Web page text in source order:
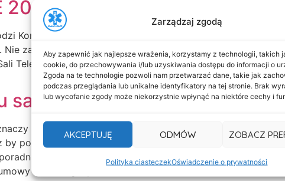
Zarządzaj zgodą
Aby zapewnić jak najlepsze wrażenia, korzystamy z technologii, takich
cookie, do przechowywania i/lub uzyskiwania dostępu do informacji o
Zgoda na te technologie pozwoli nam przetwarzać dane, takie jak
podczas przeglądania lub unikalne identyfikatory na tej stronie. Brak
lub wycofanie zgody może niekorzystnie wpłynąć na niektóre cechy i
AKCEPTUJĘ ODMÓW ZOBACZ
Polityka ciasteczekOświadczenie o prywatności
2022 – Zabezpieczenie
Konferencja KIKE 2022. Przez trzy dni uczestnicy będą
zabraknie też Grupy MiŚOT. Prelekcje, dyskusje i
Telewizyjnej i Sali MiŚOT. W każdej z nich pojawia się
dla POZ –
że szukasz transporty medycznego / sanitarnego dla
by populacja Twojej przychodni POZ rosła, między innymi
w transport sanitarny ? Zlecając nam usługę
nasza logistyka […]